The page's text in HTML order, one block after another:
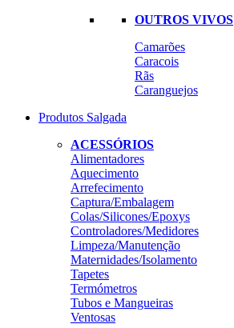
OUTROS VIVOS
Camarões
Caracois
Rãs
Caranguejos
Produtos Salgada
ACESSÓRIOS
Alimentadores
Aquecimento
Arrefecimento
Captura/Embalagem
Colas/Silicones/Epoxys
Controladores/Medidores
Limpeza/Manutenção
Maternidades/Isolamento
Tapetes
Termómetros
Tubos e Mangueiras
Ventosas